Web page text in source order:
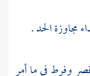
مجاوزة الحد .
وفرط في ما أمر